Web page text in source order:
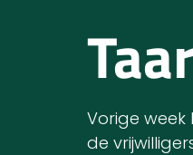
Vorige week
de